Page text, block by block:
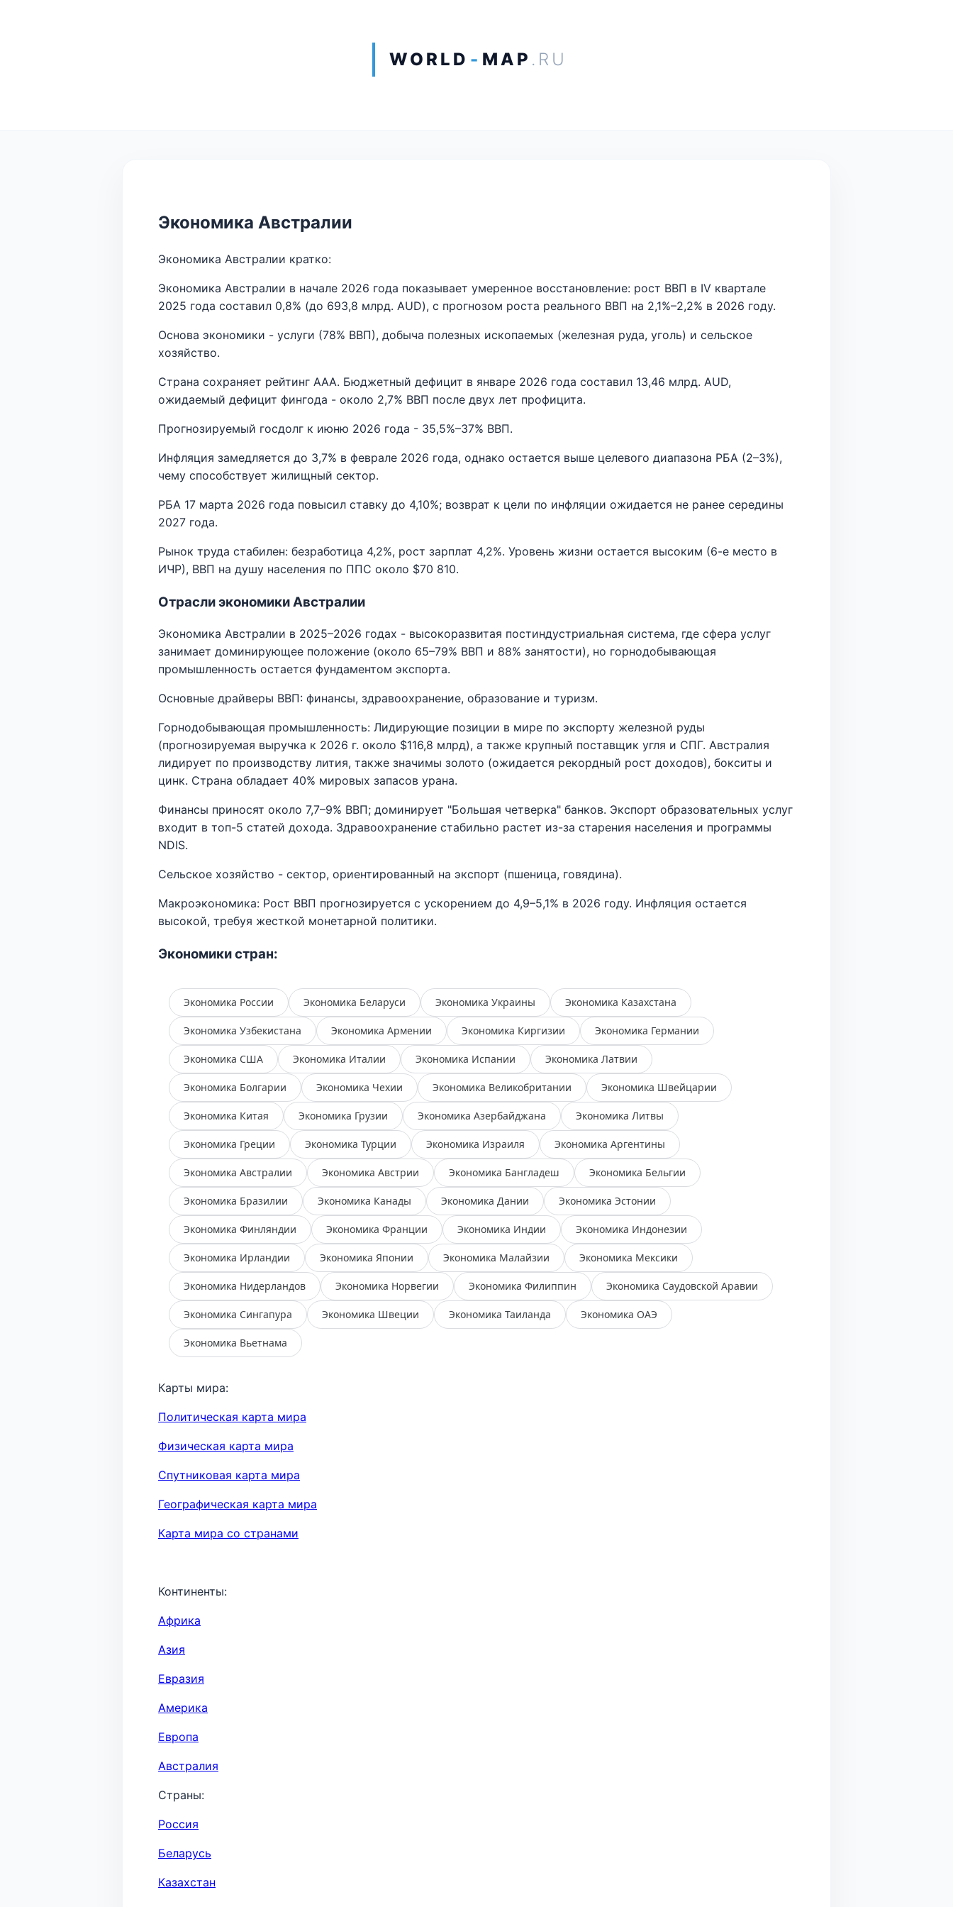
WORLD - MAP .RU
Экономика Австралии
Экономика Австралии кратко:
Экономика Австралии в начале 2026 года показывает умеренное восстановление: рост ВВП в IV квартале
2025 года составил 0,8% (до 693,8 млрд. AUD), с прогнозом роста реального ВВП на 2,1%–2,2% в 2026 году.
Основа экономики - услуги (78% ВВП), добыча полезных ископаемых (железная руда, уголь) и сельское
хозяйство.
Страна сохраняет рейтинг AAA. Бюджетный дефицит в январе 2026 года составил 13,46 млрд. AUD,
ожидаемый дефицит фингода - около 2,7% ВВП после двух лет профицита.
Прогнозируемый госдолг к июню 2026 года - 35,5%–37% ВВП.
Инфляция замедляется до 3,7% в феврале 2026 года, однако остается выше целевого диапазона РБА (2–3%),
чему способствует жилищный сектор.
РБА 17 марта 2026 года повысил ставку до 4,10%; возврат к цели по инфляции ожидается не ранее середины
2027 года.
Рынок труда стабилен: безработица 4,2%, рост зарплат 4,2%. Уровень жизни остается высоким (6-е место в
ИЧР), ВВП на душу населения по ППС около $70 810.
Отрасли экономики Австралии
Экономика Австралии в 2025–2026 годах - высокоразвитая постиндустриальная система, где сфера услуг
занимает доминирующее положение (около 65–79% ВВП и 88% занятости), но горнодобывающая
промышленность остается фундаментом экспорта.
Основные драйверы ВВП: финансы, здравоохранение, образование и туризм.
Горнодобывающая промышленность: Лидирующие позиции в мире по экспорту железной руды
(прогнозируемая выручка к 2026 г. около $116,8 млрд), а также крупный поставщик угля и СПГ. Австралия
лидирует по производству лития, также значимы золото (ожидается рекордный рост доходов), бокситы и
цинк. Страна обладает 40% мировых запасов урана.
Финансы приносят около 7,7–9% ВВП; доминирует "Большая четверка" банков. Экспорт образовательных услуг
входит в топ-5 статей дохода. Здравоохранение стабильно растет из-за старения населения и программы
NDIS.
Сельское хозяйство - сектор, ориентированный на экспорт (пшеница, говядина).
Макроэкономика: Рост ВВП прогнозируется с ускорением до 4,9–5,1% в 2026 году. Инфляция остается
высокой, требуя жесткой монетарной политики.
Экономики стран:
Экономика России Экономика Беларуси Экономика Украины Экономика Казахстана
Экономика Узбекистана Экономика Армении Экономика Киргизии Экономика Германии
Экономика США Экономика Италии Экономика Испании Экономика Латвии
Экономика Болгарии Экономика Чехии Экономика Великобритании Экономика Швейцарии
Экономика Китая Экономика Грузии Экономика Азербайджана Экономика Литвы
Экономика Греции Экономика Турции Экономика Израиля Экономика Аргентины
Экономика Австралии Экономика Австрии Экономика Бангладеш Экономика Бельгии
Экономика Бразилии Экономика Канады Экономика Дании Экономика Эстонии
Экономика Финляндии Экономика Франции Экономика Индии Экономика Индонезии
Экономика Ирландии Экономика Японии Экономика Малайзии Экономика Мексики
Экономика Нидерландов Экономика Норвегии Экономика Филиппин Экономика Саудовской Аравии
Экономика Сингапура Экономика Швеции Экономика Таиланда Экономика ОАЭ
Экономика Вьетнама
Карты мира:
Политическая карта мира
Физическая карта мира
Спутниковая карта мира
Географическая карта мира
Карта мира со странами
Континенты:
Африка
Азия
Евразия
Америка
Европа
Австралия
Страны:
Россия
Беларусь
Казахстан